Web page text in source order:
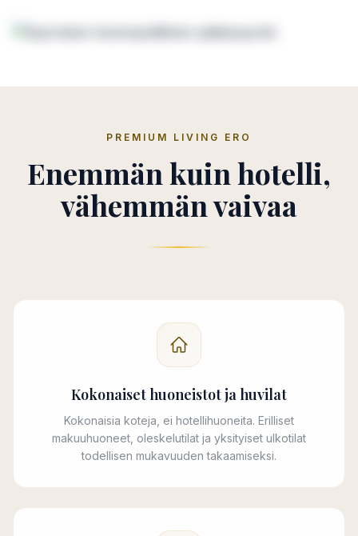
PREMIUM LIVING ERO
Enemmän kuin hotelli,
vähemmän vaivaa
Kokonaiset huoneistot ja huvilat
Kokonaisia koteja, ei hotellihuoneita. Erilliset
makuuhuoneet, oleskelutilat ja yksityiset ulkotilat
todellisen mukavuuden takaamiseksi.